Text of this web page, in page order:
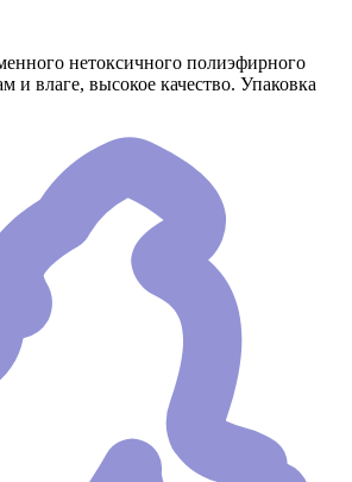
нетоксичного полиэфирного
и влаге, высокое качество. Упаковка